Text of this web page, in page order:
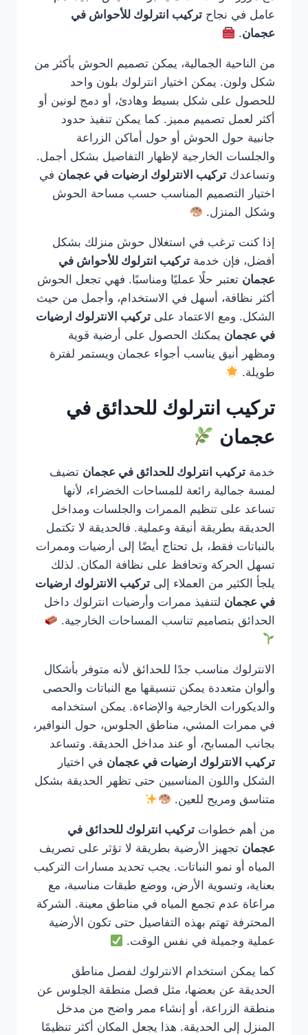
عامل في نجاح تركيب انترلوك للأحواش في
عجمان.
من الناحية الجمالية، يمكن تصميم الحوش بأكثر من
شكل ولون. يمكن اختيار انترلوك بلون واحد
للحصول على شكل بسيط وهادئ، أو دمج لونين أو
أكثر لعمل تصميم مميز. كما يمكن تنفيذ حدود
جانبية حول الحوش أو حول أماكن الزراعة
والجلسات الخارجية لإظهار التفاصيل بشكل أجمل.
وتساعدك تركيب الانترلوك ارضيات في عجمان في
اختيار التصميم المناسب حسب مساحة الحوش
وشكل المنزل.
إذا كنت ترغب في استغلال حوش منزلك بشكل
أفضل، فإن خدمة تركيب انترلوك للأحواش في
عجمان تعتبر حلًا عمليًا ومناسبًا. فهي تجعل الحوش
أكثر نظافة، أسهل في الاستخدام، وأجمل من حيث
الشكل. ومع الاعتماد على تركيب الانترلوك ارضيات
في عجمان يمكنك الحصول على أرضية قوية
ومظهر أنيق يناسب أجواء عجمان ويستمر لفترة
طويلة.
تركيب انترلوك للحدائق في
عجمان
خدمة تركيب انترلوك للحدائق في عجمان تضيف
لمسة جمالية رائعة للمساحات الخضراء، لأنها
تساعد على تنظيم الممرات والجلسات ومداخل
الحديقة بطريقة أنيقة وعملية. فالحديقة لا تكتمل
بالنباتات فقط، بل تحتاج أيضًا إلى أرضيات وممرات
تسهل الحركة وتحافظ على نظافة المكان. لذلك
يلجأ الكثير من العملاء إلى تركيب الانترلوك ارضيات
في عجمان لتنفيذ ممرات وأرضيات انترلوك داخل
الحدائق بتصاميم تناسب المساحات الخارجية.
الانترلوك مناسب جدًا للحدائق لأنه متوفر بأشكال
وألوان متعددة يمكن تنسيقها مع النباتات والحصى
والديكورات الخارجية والإضاءة. يمكن استخدامه
في ممرات المشي، مناطق الجلوس، حول النوافير،
بجانب المسابح، أو عند مداخل الحديقة. وتساعد
تركيب الانترلوك ارضيات في عجمان في اختيار
الشكل واللون المناسبين حتى تظهر الحديقة بشكل
متناسق ومريح للعين.
من أهم خطوات تركيب انترلوك للحدائق في
عجمان تجهيز الأرضية بطريقة لا تؤثر على تصريف
المياه أو نمو النباتات. يجب تحديد مسارات التركيب
بعناية، وتسوية الأرض، ووضع طبقات مناسبة، مع
مراعاة عدم تجمع المياه في مناطق معينة. الشركة
المحترفة تهتم بهذه التفاصيل حتى تكون الأرضية
عملية وجميلة في نفس الوقت.
كما يمكن استخدام الانترلوك لفصل مناطق
الحديقة عن بعضها، مثل فصل منطقة الجلوس عن
منطقة الزراعة، أو إنشاء ممر واضح من مدخل
المنزل إلى الحديقة. هذا يجعل المكان أكثر تنظيمًا